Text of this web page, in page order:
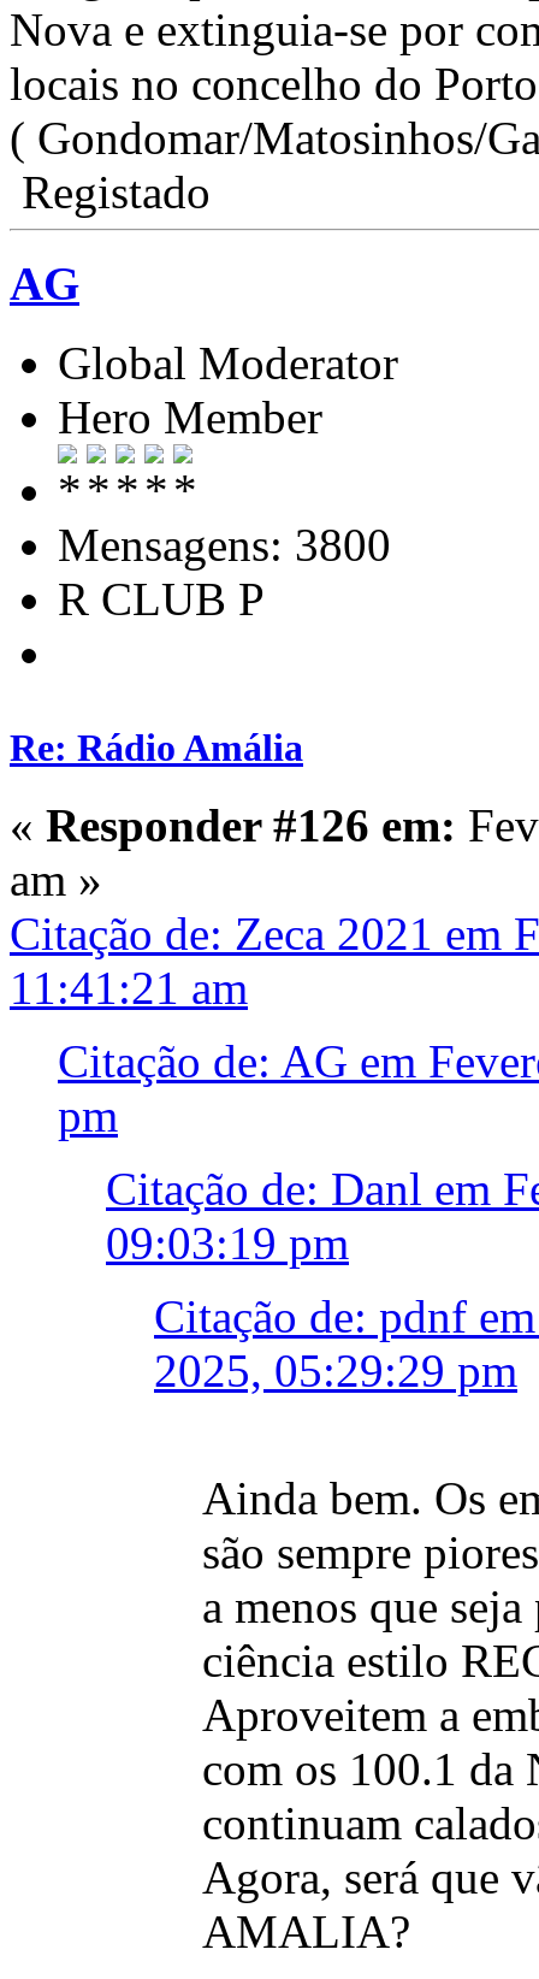
Nova e extinguia-se por
locais no concelho do
( Gondomar/Matosinhos/
Registado
AG
Global Moderator
Hero Member
Mensagens: 3800
R CLUB P
Re: Rádio Amália
« Responder #126 em:
am »
Citação de: Zeca 2021 em
11:41:21 am
Citação de: AG em
pm
Citação de: Danl em
09:03:19 pm
Citação de: pdnf
2025, 05:29:29 pm
Ainda bem. Os
são sempre
a menos que
ciência estilo
Aproveitem a
com os 100.1 da
continuam
Agora, será que
AMALIA?